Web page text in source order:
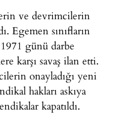
ve devrimcilerin
Egemen sınıfların
günü darbe
karşı savaş ilan etti.
onayladığı yeni
hakları askıya
kapatıldı.